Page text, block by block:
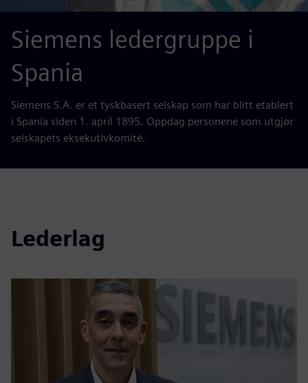
Siemens ledergruppe i
Spania
Siemens S.A. er et tyskbasert selskap som har blitt etablert
i Spania siden 1. april 1895. Oppdag personene som utgjør
selskapets eksekutivkomité.
Lederlag